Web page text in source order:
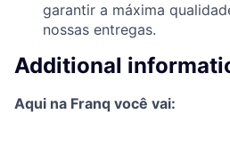
garantir a máxima
nossas entregas.
Additional
Aqui na Franq você vai: